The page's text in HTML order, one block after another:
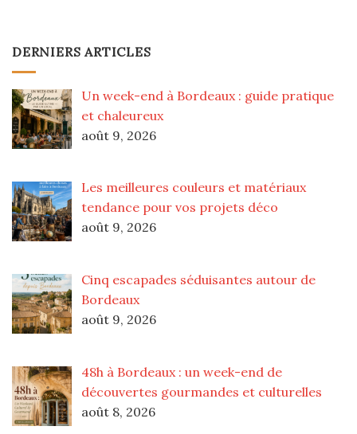
DERNIERS ARTICLES
Un week-end à Bordeaux : guide pratique
et chaleureux
août 9, 2026
Les meilleures couleurs et matériaux
tendance pour vos projets déco
août 9, 2026
Cinq escapades séduisantes autour de
Bordeaux
août 9, 2026
48h à Bordeaux : un week-end de
découvertes gourmandes et culturelles
août 8, 2026